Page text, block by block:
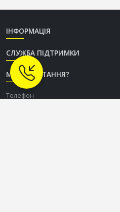
ІНФОРМАЦІЯ
СЛУЖБА ПІДТРИМКИ
МАЄТЕ ПИТАННЯ?
Телефон